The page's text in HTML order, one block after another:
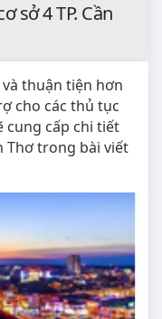
sở 4 TP. Cần
thuận tiện hơn
cho các thủ tục
cung cấp chi tiết
Thơ trong bài viết